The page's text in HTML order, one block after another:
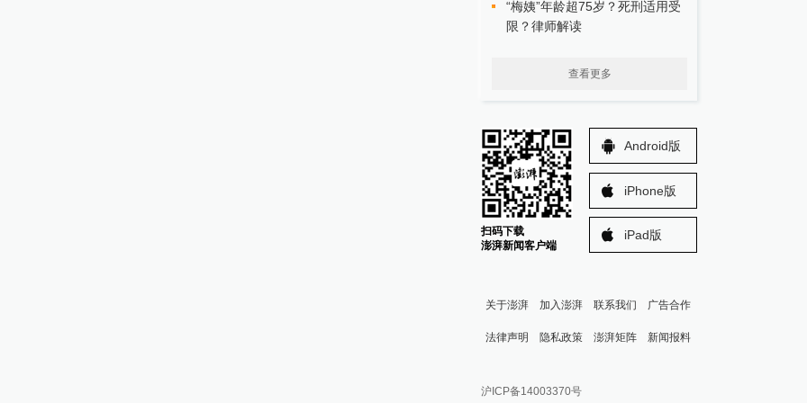
“梅姨”年龄超75岁？死刑适用受
限？律师解读
查看更多
扫码下载
澎湃新闻客户端
Android版
iPhone版
iPad版
关于澎湃 加入澎湃 联系我们 广告合作
法律声明 隐私政策 澎湃矩阵
澎湃新闻公众号
新闻报料
报料邮箱: news@thepaper.cn
沪ICP备14003370号